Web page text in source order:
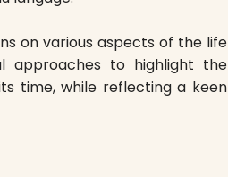
on various aspects of the life
approaches to highlight the
time, while reflecting a keen